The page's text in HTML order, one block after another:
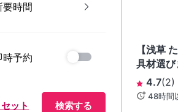
要時間
時予約
セット 検索する
【浅草
具材選び
う 4.7(2)
48時間